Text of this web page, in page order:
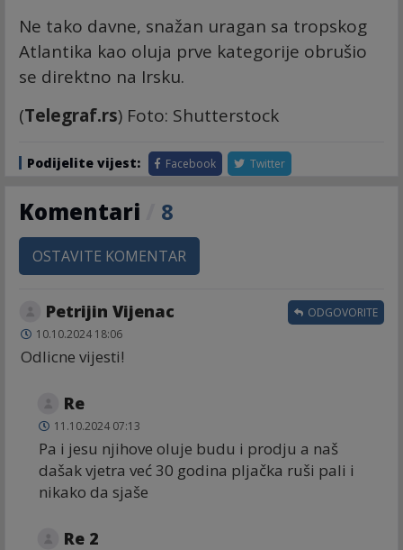
Ne tako davne, snažan uragan sa tropskog
Atlantika kao oluja prve kategorije obrušio
se direktno na Irsku.
(Telegraf.rs) Foto: Shutterstock
Podijelite vijest: Facebook Twitter
Komentari 8
OSTAVITE KOMENTAR
Petrijin Vijenac
10.10.2024 18:06
Odlicne vijesti!
ODGOVORITE
Re
11.10.2024 07:13
Pa i jesu njihove oluje budu i prodju a naš
dašak vjetra već 30 godina pljačka ruši pali i
nikako da sjaše
Re 2